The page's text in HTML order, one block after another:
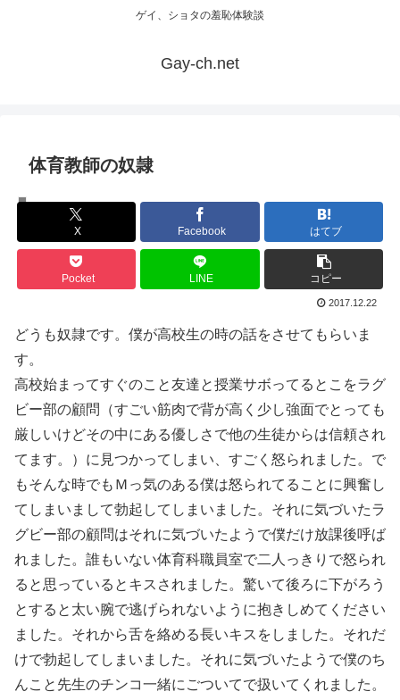
ゲイ、ショタの羞恥体験談
Gay-ch.net
体育教師の奴隷
X Facebook はてブ
Pocket LINE コピー
2017.12.22
どうも奴隷です。僕が高校生の時の話をさせてもらいま
す。
高校始まってすぐのこと友達と授業サボってるとこをラグ
ビー部の顧問（すごい筋肉で背が高く少し強面でとっても
厳しいけどその中にある優しさで他の生徒からは信頼され
てます。）に見つかってしまい、すごく怒られました。で
もそんな時でもＭっ気のある僕は怒られてることに興奮し
てしまいまして勃起してしまいました。それに気づいたラ
グビー部の顧問はそれに気づいたようで僕だけ放課後呼ば
れました。誰もいない体育科職員室で二人っきりで怒られ
ると思っているとキスされました。驚いて後ろに下がろう
とすると太い腕で逃げられないように抱きしめてください
ました。それから舌を絡める長いキスをしました。それだ
けで勃起してしまいました。それに気づいたようで僕のち
んこと先生のチンコ一緒にごついてで扱いてくれました。